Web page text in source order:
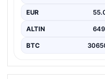
EUR
ALTIN
BTC